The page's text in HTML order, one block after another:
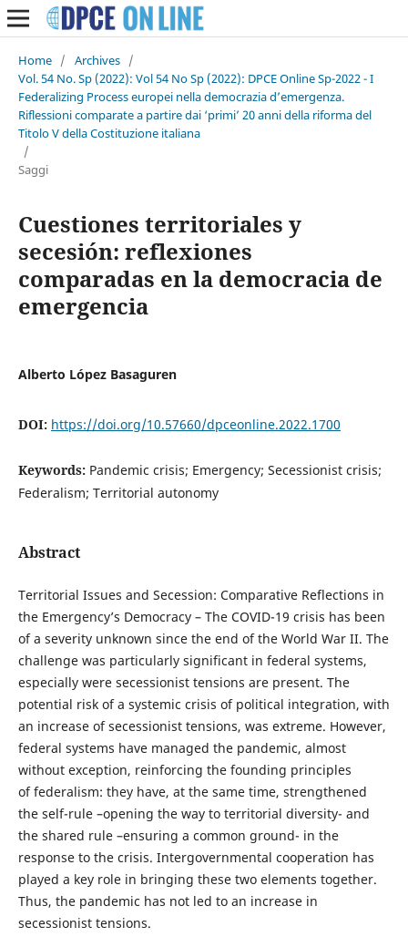
Home / Archives /
Vol. 54 No. Sp (2022): Vol 54 No Sp (2022): DPCE Online Sp-2022 - I
Federalizing Process europei nella democrazia d’emergenza.
Riflessioni comparate a partire dai ‘primi’ 20 anni della riforma del
Titolo V della Costituzione italiana
/
Saggi
Cuestiones territoriales y
secesión: reflexiones
comparadas en la democracia de
emergencia
Alberto López Basaguren
DOI: https://doi.org/10.57660/dpceonline.2022.1700
Keywords: Pandemic crisis; Emergency; Secessionist crisis;
Federalism; Territorial autonomy
Abstract
Territorial Issues and Secession: Comparative Reflections in
the Emergency’s Democracy – The COVID-19 crisis has been
of a severity unknown since the end of the World War II. The
challenge was particularly significant in federal systems,
especially were secessionist tensions are present. The
potential risk of a systemic crisis of political integration, with
an increase of secessionist tensions, was extreme. However,
federal systems have managed the pandemic, almost
without exception, reinforcing the founding principles
of federalism: they have, at the same time, strengthened
the self-rule –opening the way to territorial diversity- and
the shared rule –ensuring a common ground- in the
response to the crisis. Intergovernmental cooperation has
played a key role in bringing these two elements together.
Thus, the pandemic has not led to an increase in
secessionist tensions.